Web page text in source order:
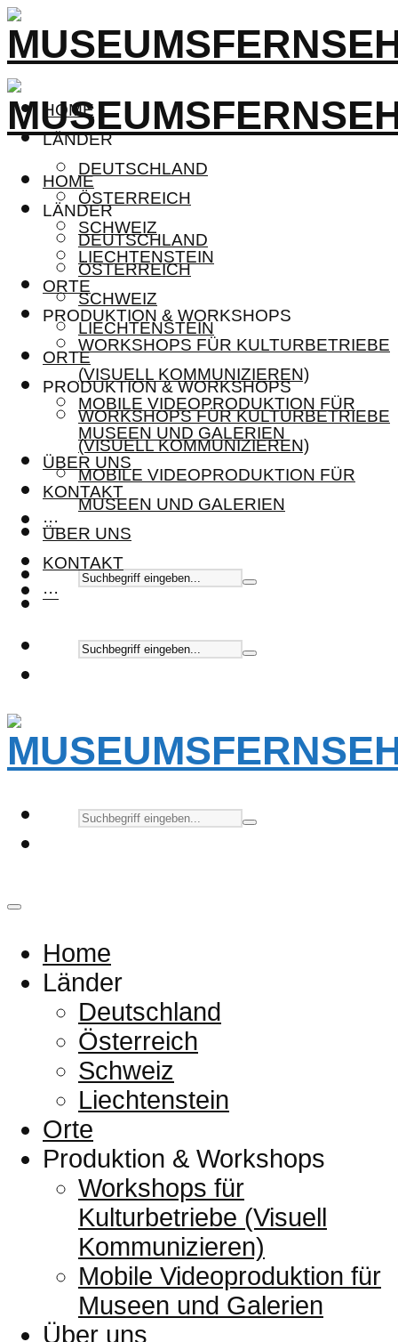
HOME
LÄNDER
DEUTSCHLAND
ÖSTERREICH
SCHWEIZ
LIECHTENSTEIN
ORTE
PRODUKTION & WORKSHOPS
WORKSHOPS FÜR KULTURBETRIEBE
(VISUELL KOMMUNIZIEREN)
MOBILE VIDEOPRODUKTION FÜR
MUSEEN UND GALERIEN
ÜBER UNS
KONTAKT
···
HOME
LÄNDER
DEUTSCHLAND
ÖSTERREICH
SCHWEIZ
LIECHTENSTEIN
ORTE
PRODUKTION & WORKSHOPS
WORKSHOPS FÜR KULTURBETRIEBE
(VISUELL KOMMUNIZIEREN)
MOBILE VIDEOPRODUKTION FÜR
MUSEEN UND GALERIEN
ÜBER UNS
KONTAKT
···
Home
Länder
Deutschland
Österreich
Schweiz
Liechtenstein
Orte
Produktion & Workshops
Workshops für
Kulturbetriebe (Visuell
Kommunizieren)
Mobile Videoproduktion für
Museen und Galerien
Über uns